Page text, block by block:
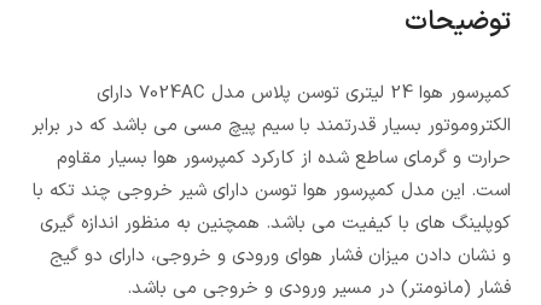
توضیحات
کمپرسور هوا 24 لیتری توسن پلاس مدل 7024AC دارای
الکتروموتور بسیار قدرتمند با سیم پیچ مسی می باشد که در برابر
حرارت و گرمای ساطع شده از کارکرد کمپرسور هوا بسیار مقاوم
است. این مدل کمپرسور هوا توسن دارای شیر خروجی چند تکه با
کوپلینگ های با کیفیت می باشد. همچنین به منظور اندازه گیری
و نشان دادن میزان فشار هوای ورودی و خروجی، دارای دو گیج
فشار (مانومتر) در مسیر ورودی و خروجی می باشد.